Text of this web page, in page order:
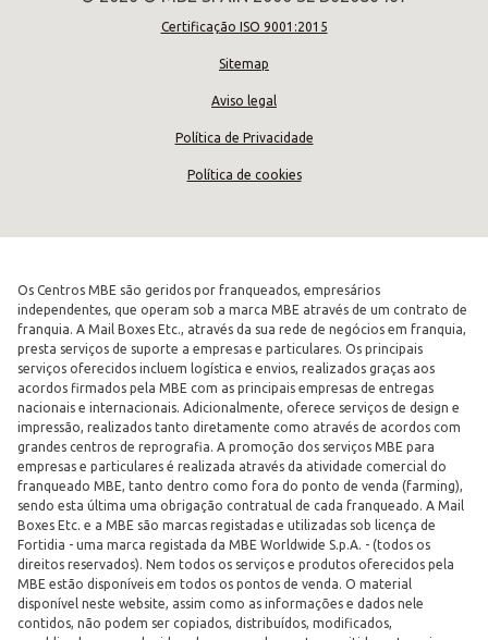
Certificação ISO 9001:2015
Sitemap
Aviso legal
Política de Privacidade
Política de cookies
Os Centros MBE são geridos por franqueados, empresários
independentes, que operam sob a marca MBE através de um contrato de
franquia. A Mail Boxes Etc., através da sua rede de negócios em franquia,
presta serviços de suporte a empresas e particulares. Os principais
serviços oferecidos incluem logística e envios, realizados graças aos
acordos firmados pela MBE com as principais empresas de entregas
nacionais e internacionais. Adicionalmente, oferece serviços de design e
impressão, realizados tanto diretamente como através de acordos com
grandes centros de reprografia. A promoção dos serviços MBE para
empresas e particulares é realizada através da atividade comercial do
franqueado MBE, tanto dentro como fora do ponto de venda (farming),
sendo esta última uma obrigação contratual de cada franqueado. A Mail
Boxes Etc. e a MBE são marcas registadas e utilizadas sob licença de
Fortidia - uma marca registada da MBE Worldwide S.p.A. - (todos os
direitos reservados). Nem todos os serviços e produtos oferecidos pela
MBE estão disponíveis em todos os pontos de venda. O material
disponível neste website, assim como as informações e dados nele
contidos, não podem ser copiados, distribuídos, modificados,